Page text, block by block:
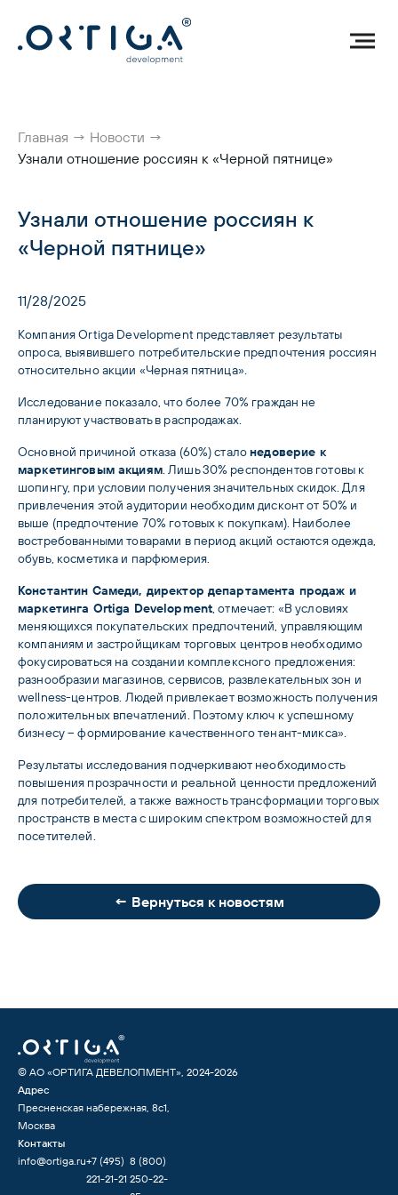
Главная → Новости →
Узнали отношение россиян к «Черной пятнице»
Узнали отношение россиян к
«Черной пятнице»
11/28/2025
Компания Ortiga Development представляет результаты
опроса, выявившего потребительские предпочтения россиян
относительно акции «Черная пятница».
Исследование показало, что более 70% граждан не
планируют участвовать в распродажах.
Основной причиной отказа (60%) стало недоверие к
маркетинговым акциям. Лишь 30% респондентов готовы к
шопингу, при условии получения значительных скидок. Для
привлечения этой аудитории необходим дисконт от 50% и
выше (предпочтение 70% готовых к покупкам). Наиболее
востребованными товарами в период акций остаются одежда,
обувь, косметика и парфюмерия.
Константин Самеди, директор департамента продаж и
маркетинга Ortiga Development, отмечает: «В условиях
меняющихся покупательских предпочтений, управляющим
компаниям и застройщикам торговых центров необходимо
фокусироваться на создании комплексного предложения:
разнообразии магазинов, сервисов, развлекательных зон и
wellness-центров. Людей привлекает возможность получения
положительных впечатлений. Поэтому ключ к успешному
бизнесу – формирование качественного тенант-микса».
Результаты исследования подчеркивают необходимость
повышения прозрачности и реальной ценности предложений
для потребителей, а также важность трансформации торговых
пространств в места с широким спектром возможностей для
посетителей.
← Вернуться к новостям
© АО «ОРТИГА ДЕВЕЛОПМЕНТ», 2024-2026
Адрес
Пресненская набережная, 8с1,
Москва
Контакты
info@ortiga.ru+7 (495)
221-21-21
8 (800)
250-22-